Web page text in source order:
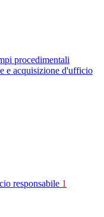
procedimentali
e acquisizione d'ufficio
responsabile 1